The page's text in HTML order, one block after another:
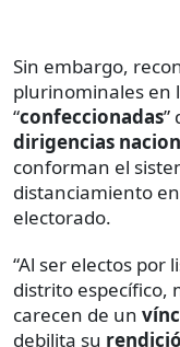
Sin embargo,
plurinominales en
“confeccionadas”
dirigencias
conforman el
distanciamiento
electorado.
“Al ser electos por
distrito específico,
carecen de un
debilita su